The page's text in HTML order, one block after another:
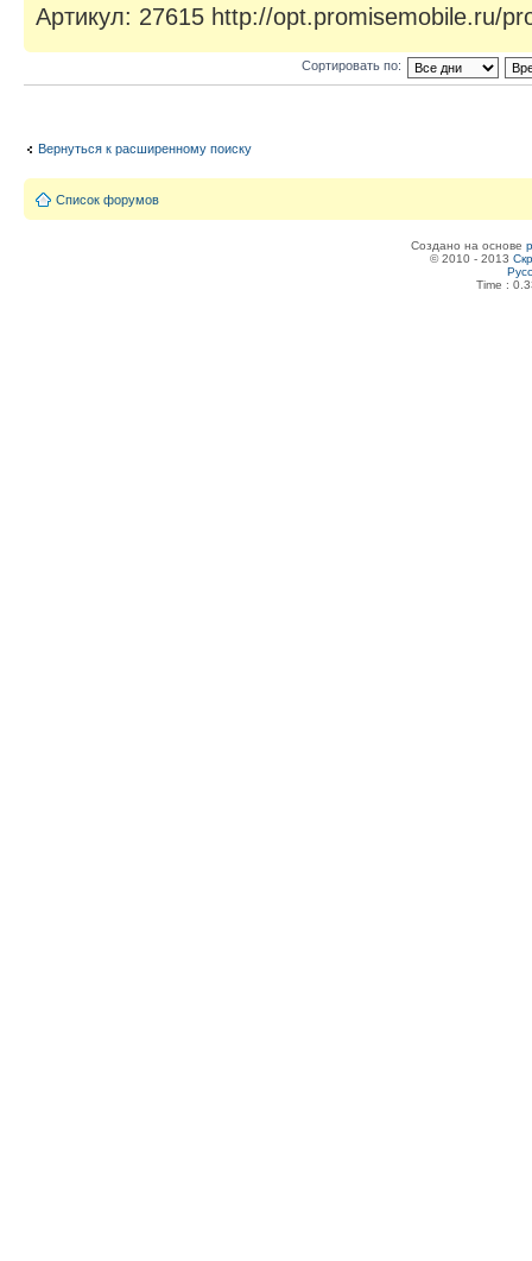
Артикул: 27615 http://opt.promisemobile.ru/
Сортировать по:
Вернуться к расширенному поиску
Список форумов
Создано на основе
© 2010 - 2013
Time :